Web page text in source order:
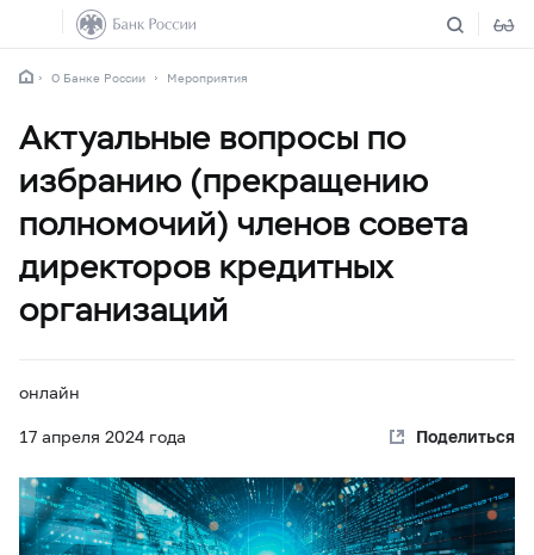
О Банке России Мероприятия
Актуальные вопросы по
избранию (прекращению
полномочий) членов совета
директоров кредитных
организаций
17 апреля 2024 года
онлайн
Поделиться